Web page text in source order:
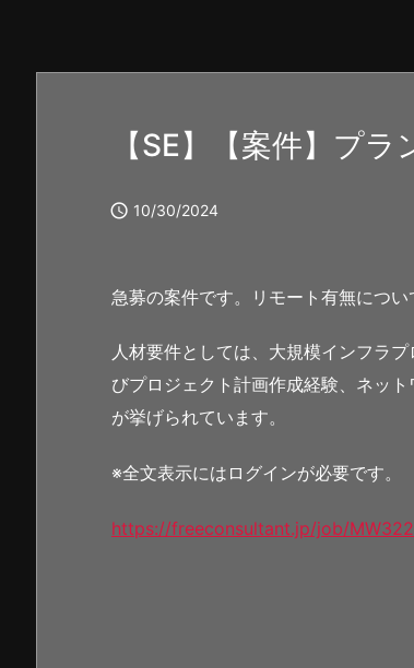
【SE】【案件】プ
 10/30/2024
急募の案件です。リモート有無につ
人材要件としては、大規模インフラ
びプロジェクト計画作成経験、ネッ
が挙げられています。
※全文表示にはログインが必要です。
https://freeconsultant.jp/job/